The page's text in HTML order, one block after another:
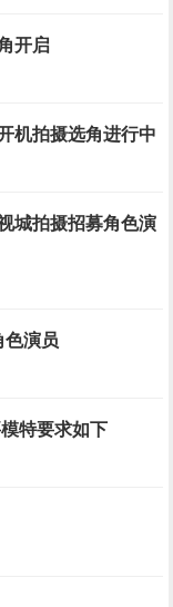
开启
机拍摄选角进行中
城拍摄招募角色演
色演员
特要求如下